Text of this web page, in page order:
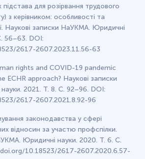
для розірвання трудового
з керівником: особливості та
Наукові записки НаУКМА. Юридичні
56–63. DOI:
2617-2607.2023.11.56-63
rights and COVID-19 pandemic
ECHR approach? Наукові записки
2021. Т. 8. С. 92–96. DOI:
2617-2607.2021.8.92-96
законодавства у сфері
відносин за участю профспілки.
Юридичні науки. 2020. Т. 6. С.
10.18523/2617-2607.2020.6.57-